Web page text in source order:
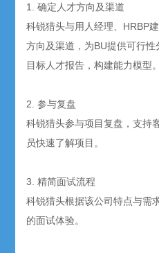
1. 确定人才方向及渠道
科锐猎头与用人经理、HRBP
方向及渠道，为BU提供可行
目标人才报告，构建能力模型。
2. 参与复盘
科锐猎头参与项目复盘，支持
员快速了解项目。
3. 精简面试流程
科锐猎头根据该公司特点与需
的面试体验。